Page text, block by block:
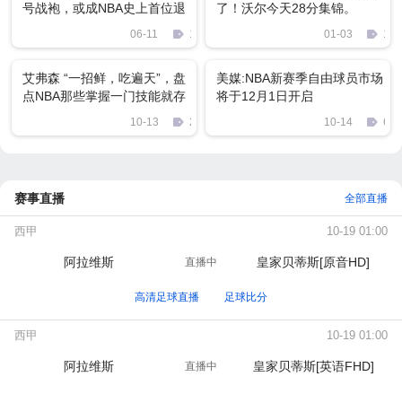
号战袍，或成NBA史上首位退
06-11 1773
了！沃尔今天28分集锦。
01-03
艾弗森 “一招鲜，吃遍天”，盘
点NBA那些掌握一门技能就存
10-13 2337
美媒:NBA新赛季自由球员市场
将于12月1日开启
10-14 680
赛事直播 全部直播
西甲 10-19 01:00
阿拉维斯 直播中 皇家贝蒂斯[原音HD]
高清足球直播 足球比分
西甲 10-19 01:00
阿拉维斯 直播中 皇家贝蒂斯[英语FHD]